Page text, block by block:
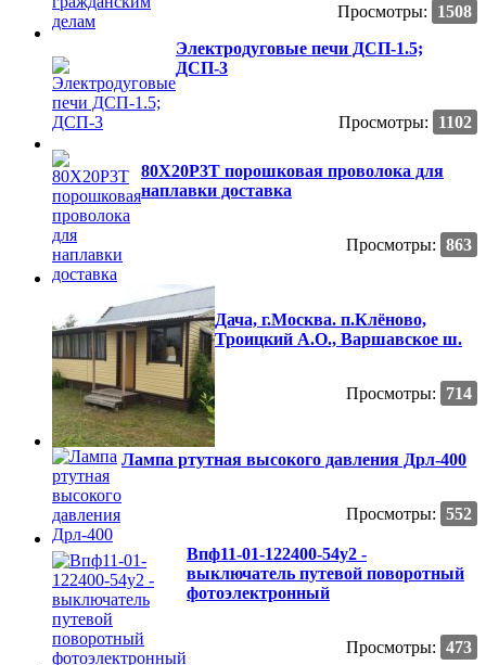
Просмотры:
1508
Электродуговые печи ДСП-1.5;
ДСП-3
Просмотры: 1102
80Х20Р3Т порошковая проволока для
наплавки доставка
Просмотры: 863
Дача, г.Москва. п.Клёново,
Троицкий А.О., Варшавское ш.
Просмотры: 714
Лампа ртутная высокого давления Дрл-400
Просмотры: 552
Впф11-01-122400-54у2 -
выключатель путевой поворотный
фотоэлектронный
Просмотры: 473